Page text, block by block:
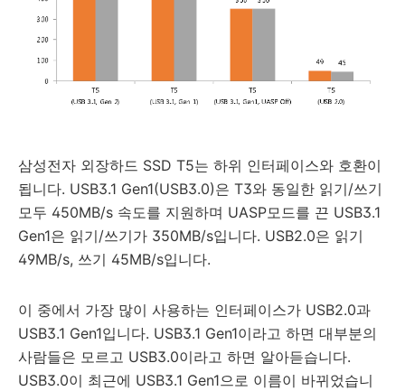
삼성전자 외장하드 SSD T5는 하위 인터페이스와 호환이
됩니다. USB3.1 Gen1(USB3.0)은 T3와 동일한 읽기/쓰기
모두 450MB/s 속도를 지원하며 UASP모드를 끈 USB3.1
Gen1은 읽기/쓰기가 350MB/s입니다. USB2.0은 읽기
49MB/s, 쓰기 45MB/s입니다.
이 중에서 가장 많이 사용하는 인터페이스가 USB2.0과
USB3.1 Gen1입니다. USB3.1 Gen1이라고 하면 대부분의
사람들은 모르고 USB3.0이라고 하면 알아듣습니다.
USB3.0이 최근에 USB3.1 Gen1으로 이름이 바뀌었습니